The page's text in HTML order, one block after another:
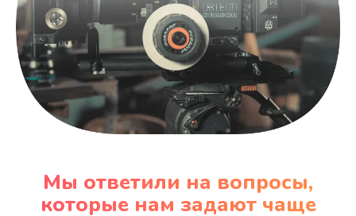
Мы ответили на вопросы,
которые нам задают чаще